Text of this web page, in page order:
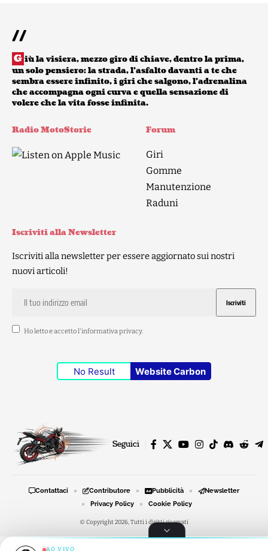
//
G iù la visiera, mezzo giro di chiave, dentro la prima,
un solo pensiero: la strada, l’asfalto davanti a te che
sembra essere infinito, i giri che salgono, l’adrenalina
che accompagna ogni curva e quella sensazione di
volere che la vita fosse infinita.
Radio MotoStorie Forum
Giri
Gomme
Manutenzione
Raduni
Iscriviti alla Newsletter
Iscriviti alla newsletter per essere aggiornato sui nostri
nuovi articoli!
Ho letto e accetto l'informativa privacy.
No Result Website Carbon
Seguici
© Copyright 2026, Tutti i diritti riservati
Contattaci Contributore Pubblicità
Newsletter
Privacy Policy
Cookie Policy
AO VIVO